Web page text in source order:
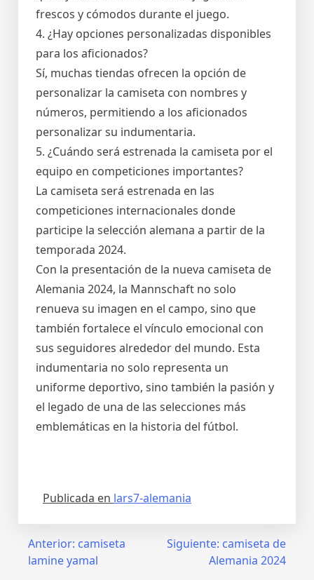
frescos y cómodos durante el juego.
4. ¿Hay opciones personalizadas disponibles
para los aficionados?
Sí, muchas tiendas ofrecen la opción de
personalizar la camiseta con nombres y
números, permitiendo a los aficionados
personalizar su indumentaria.
5. ¿Cuándo será estrenada la camiseta por el
equipo en competiciones importantes?
La camiseta será estrenada en las
competiciones internacionales donde
participe la selección alemana a partir de la
temporada 2024.
Con la presentación de la nueva camiseta de
Alemania 2024, la Mannschaft no solo
renueva su imagen en el campo, sino que
también fortalece el vínculo emocional con
sus seguidores alrededor del mundo. Esta
indumentaria no solo representa un
uniforme deportivo, sino también la pasión y
el legado de una de las selecciones más
emblemáticas en la historia del fútbol.
Publicada en lars7-alemania
Navegación
Anterior: camiseta
lamine yamal
Siguiente: camiseta de
Alemania 2024